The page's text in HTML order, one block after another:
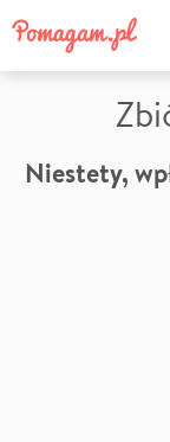
Niestety,